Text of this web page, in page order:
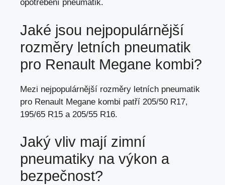
opotřebení pneumatik.
Jaké jsou nejpopulárnější
rozměry letních pneumatik
pro Renault Megane kombi?
Mezi nejpopulárnější rozměry letních pneumatik
pro Renault Megane kombi patří 205/50 R17,
195/65 R15 a 205/55 R16.
Jaký vliv mají zimní
pneumatiky na výkon a
bezpečnost?